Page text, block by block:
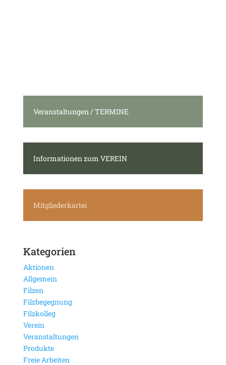
Veranstaltungen / TERMINE
Informationen zum VEREIN
Mitgliederkartei
Kategorien
Aktionen
Allgemein
Filzen
Filzbegegnung
Filzkolleg
Verein
Veranstaltungen
Produkte
Freie Arbeiten